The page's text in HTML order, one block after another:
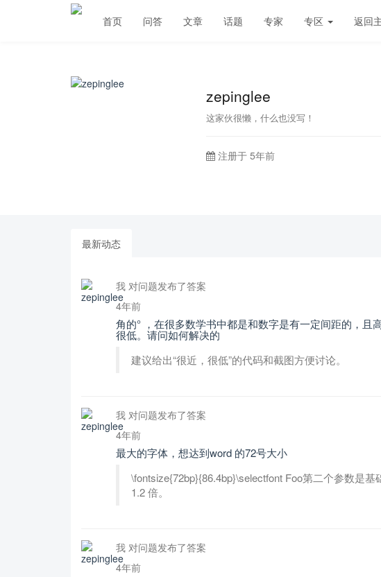
首页 问答 文章 话题 专家 专区 返回
zepinglee
这家伙很懒，什么也没写！
注册于 5年前
最新动态
我 对问题发布了答案
4年前
角的° ，在很多数学书中都是和数字是有一定间距的，且
很低。请问如何解决的
建议给出“很近，很低”的代码和截图方便讨论。
我 对问题发布了答案
4年前
最大的字体，想达到word 的72号大小
\fontsize{72bp}{86.4bp}\selectfont Foo第二个参数是
1.2 倍。
我 对问题发布了答案
4年前